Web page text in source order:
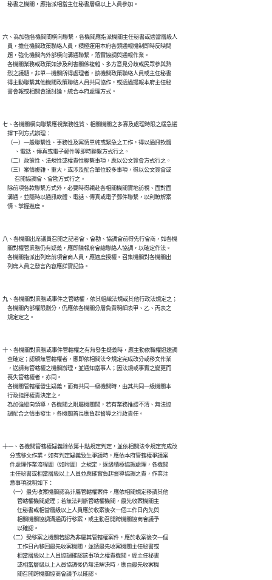
六、為加強各機關間橫向聯繫，各機關應指派機關主任秘書或適當層級人
    員，擔任機關政策聯絡人員，積極運用本府各類通報機制即時反映問
    題，強化機關內外部橫向溝通聯繫，落實協調與通報作業。
    各機關業務或政策如涉及利害關係複雜、多方意見分歧或民眾參與熱
    烈之議題，非單一機關所得處理者，該機關政策聯絡人員或主任秘書
    得主動聯繫其他機關政策聯絡人員共同協作，或透過提報本府主任秘
七、各機關橫向聯繫應視業務性質、相關機關之多寡及處理時限之緩急選
    擇下列方式辦理：
    （一）一般聯繫性、事務性及案情單純或緊急之工作，得以通訊軟體
          、電話、傳真或電子郵件等即時聯繫方式行之。
    （二）政策性、法規性或權責性聯繫事項，應以公文簽會方式行之。
    （三）案情複雜、重大，或涉及配合單位較多事項，得以公文簽會或
          召開協調會、會勘方式行之。
    除前項各款聯繫方式外，必要時得親赴各相關機關實地訪視、面對面
    溝通，並隨時以通訊軟體、電話、傳真或電子郵件聯繫，以利瞭解案
八、各機關出席議員召開之記者會、會勘、協調會前得先行會商，如各機
    關對權管業務仍有疑義，應即陳報府會總聯絡人協調，以確定作法。
    各機關指派出列席前項會商人員，應適度授權。召集機關對各機關出
九、各機關對業務或事件之管轄權，依其組織法規或其他行政法規定之；
    各機關內部權限劃分，仍應依各機關分層負責明細表甲、乙、丙表之
十、各機關對業務或事件管轄權之有無發生疑義時，應主動依職權迅速調
    查確定；認顯無管轄權者，應即依相關法令規定完成改分或移文作業
    ，送請有管轄權之機關辦理，並通知當事人；因法規或事實之變更而
    喪失管轄權者，亦同。
    各機關管轄權發生疑義，而有共同一級機關時，由其共同一級機關本
    行政指揮權責決定之。
    為加強縱向領導，各機關之附屬機關間，若有業務推諉不清、無法協
十一、各機關管轄權疑義除依第十點規定判定，並依相關法令規定完成改
      分或移文作業。如有判定疑義致生爭議時，應依本府管轄權爭議案
      件處理作業流程圖（如附圖）之規定，逐級積極協調處理，各機關
      主任秘書或相當層級以上人員並應確實負起督導協調之責，作業注
      意事項說明如下：
      （一）最先收案機關認為非屬管轄權案件，應依相關規定移請其他
            管轄權機關處理；若無法判斷管轄權機關，最先收案機關主
            任秘書或相當層級以上人員應於收案後次一個工作日內先與
            相關機關協調溝通再行移案，或主動召開跨機關協商會議予
            以確認。
      （二）受移案之機關若認為非屬其管轄權案件，應於收案後次一個
            工作日內移回最先收案機關，並請最先收案機關主任秘書或
            相當層級以上人員協調確認該事項之權責機關。經主任秘書
            或相當層級以上人員協調後仍無法解決時，應由最先收案機
            關召開跨機關協商會議予以確認。